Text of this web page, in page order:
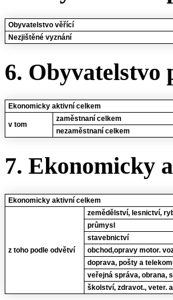
Obyvatelstvo věřící
Nezjištěné vyznání
6. Obyvatelstvo
Ekonomicky aktivní celkem
v tom
zaměstnaní celkem
nezaměstnaní celkem
7. Ekonomicky
Ekonomicky aktivní celkem
z toho podle odvětví
zemědělství, lesnictví,
průmysl
stavebnictví
obchod,opravy motor.
doprava, pošty a
veřejná správa, obrana,
školství, zdravot., veter.